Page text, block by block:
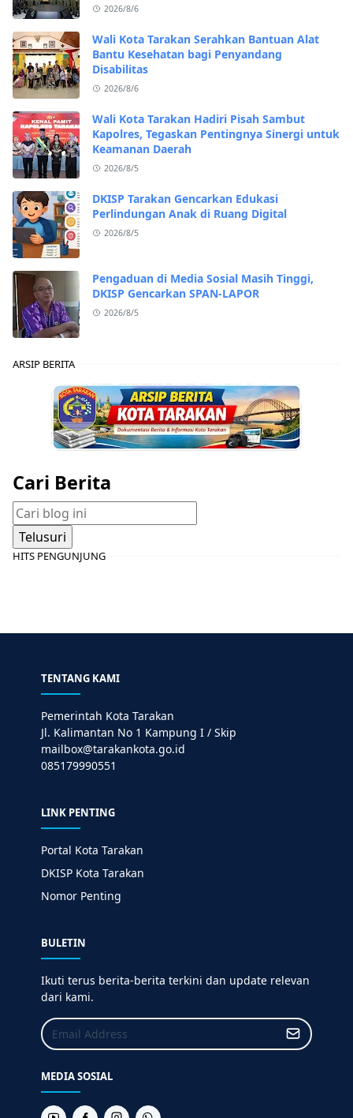
2026/8/6
Wali Kota Tarakan Serahkan Bantuan Alat
Bantu Kesehatan bagi Penyandang
Disabilitas
2026/8/6
Wali Kota Tarakan Hadiri Pisah Sambut
Kapolres, Tegaskan Pentingnya Sinergi untuk
Keamanan Daerah
2026/8/5
DKISP Tarakan Gencarkan Edukasi
Perlindungan Anak di Ruang Digital
2026/8/5
Pengaduan di Media Sosial Masih Tinggi,
DKISP Gencarkan SPAN-LAPOR
2026/8/5
ARSIP BERITA
Cari Berita
HITS PENGUNJUNG
TENTANG KAMI
Pemerintah Kota Tarakan
Jl. Kalimantan No 1 Kampung I / Skip
mailbox@tarakankota.go.id
085179990551
LINK PENTING
Portal Kota Tarakan
DKISP Kota Tarakan
Nomor Penting
BULETIN
Ikuti terus berita-berita terkini dan update relevan
dari kami.
MEDIA SOSIAL